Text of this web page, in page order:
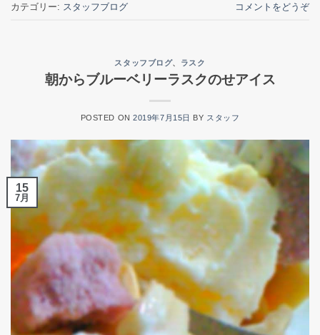
カテゴリー: スタッフブログ コメントをどうぞ
スタッフブログ、 ラスク
朝からブルーベリーラスクのせアイス
POSTED ON2019年7月15日 BY スタッフ
15
7月